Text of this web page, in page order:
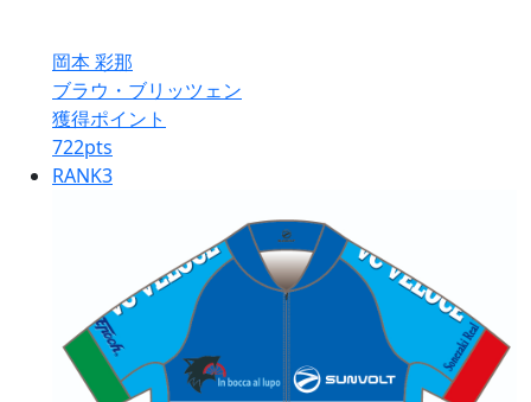
岡本 彩那
ブラウ・ブリッツェン
獲得ポイント
722pts
RANK3